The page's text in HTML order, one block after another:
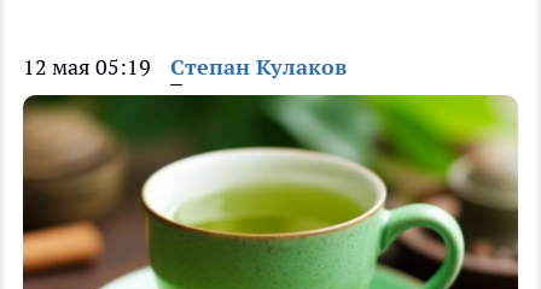
12 мая 05:19 Степан Кулаков